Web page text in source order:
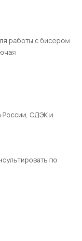
работы с бисером
России, СДЭК и
по